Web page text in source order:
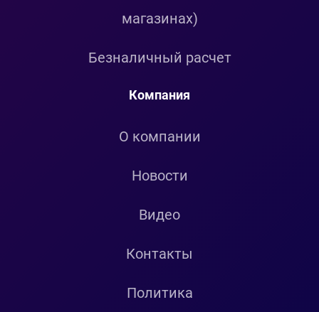
магазинах)
Безналичный расчет
Компания
О компании
Новости
Видео
Контакты
Политика